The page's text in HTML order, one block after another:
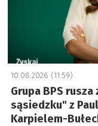
10.08.2026 (11:59)
Grupa BPS
sąsiedzku" z
Karpielem-